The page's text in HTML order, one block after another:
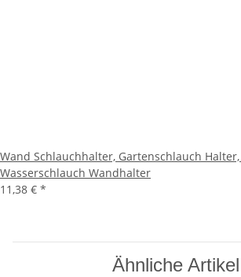
Wand Schlauchhalter, Gartenschlauch
Wasserschlauch Wandhalter
11,38 € *
Ähnliche Artikel